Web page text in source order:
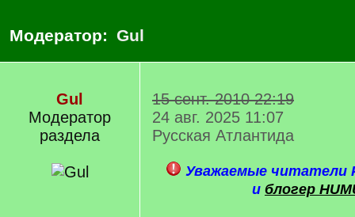
Модератор: Gul
Gul
Модератор
раздела
15 сент. 2010 22:19
24 авг. 2025 11:07
Русская Атлантида
Уважаемые читатели
и блогер